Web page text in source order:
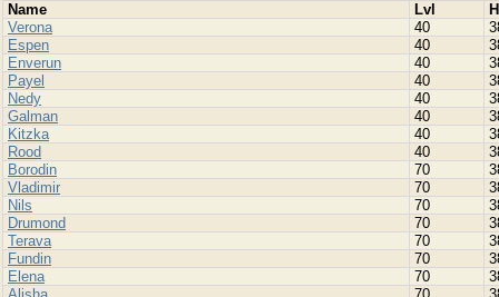
Namе Lvl
Verona
40
Espen
40
Enverun
40
Payel
40
Nedy
40
Galman
40
Kitzka
40
Rood
40
Borodin
70
Vladimir
70
Nils
70
Drumond
70
Terava
70
Fundin
70
Elena
70